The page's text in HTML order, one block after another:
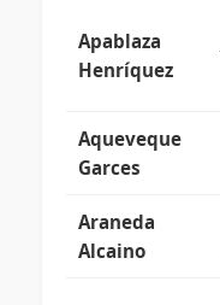
Apablaza
Henríquez
Aqueveque
Garces
Araneda
Alcaino